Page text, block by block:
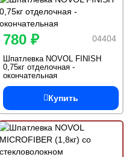
04404
780 ₽
Шпатлевка NOVOL FINISH
0,75кг отделочная -
окончательная
Купить